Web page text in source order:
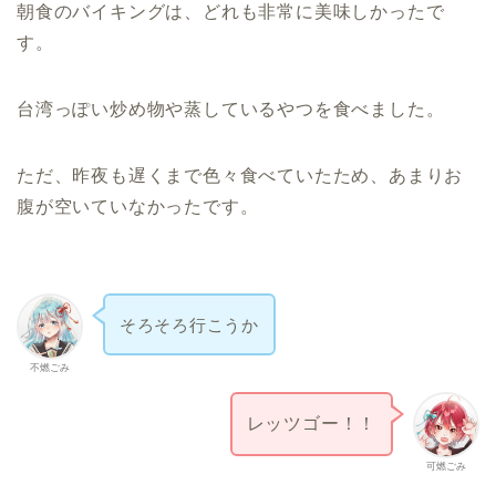
朝食のバイキングは、どれも非常に美味しかったで
す。
台湾っぽい炒め物や蒸しているやつを食べました。
ただ、昨夜も遅くまで色々食べていたため、あまりお
腹が空いていなかったです。
不燃ごみ
そろそろ行こうか
可燃ごみ
レッツゴー！！